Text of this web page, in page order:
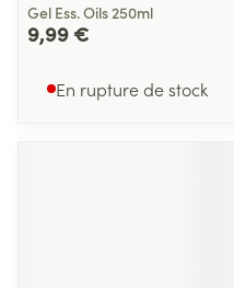
Gel Ess. Oils 250ml
9,99 €
En rupture de stock